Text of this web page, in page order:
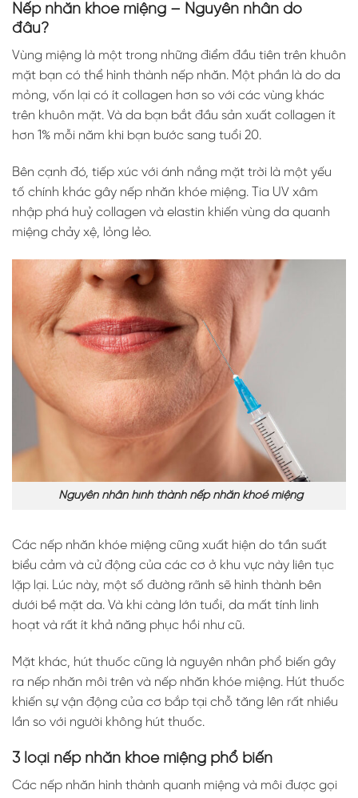
Nếp nhăn khóe miệng – Nguyên nhân do
đâu?
Vùng miệng là một trong những điểm đầu tiên trên khuôn
mặt bạn có thể hình thành nếp nhăn. Một phần là do da
mỏng, vốn lại có ít collagen hơn so với các vùng khác
trên khuôn mặt. Và da bạn bắt đầu sản xuất collagen ít
hơn 1% mỗi năm khi bạn bước sang tuổi 20.
Bên cạnh đó, tiếp xúc với ánh nắng mặt trời là một yếu
tố chính khác gây nếp nhăn khóe miệng. Tia UV xâm
nhập phá huỷ collagen và elastin khiến vùng da quanh
miệng chảy xệ, lỏng lẻo.
Nguyên nhân hình thành nếp nhăn khoé miệng
Các nếp nhăn khóe miệng cũng xuất hiện do tần suất
biểu cảm và cử động của các cơ ở khu vực này liên tục
lặp lại. Lúc này, một số đường rãnh sẽ hình thành bên
dưới bề mặt da. Và khi càng lớn tuổi, da mất tính linh
hoạt và rất ít khả năng phục hồi như cũ.
Mặt khác, hút thuốc cũng là nguyên nhân phổ biến gây
ra nếp nhăn môi trên và nếp nhăn khóe miệng. Hút thuốc
khiến sự vận động của cơ bắp tại chỗ tăng lên rất nhiều
lần so với người không hút thuốc.
3 loại nếp nhăn khóe miệng phổ biến
Các nếp nhăn hình thành quanh miệng và môi được gọi